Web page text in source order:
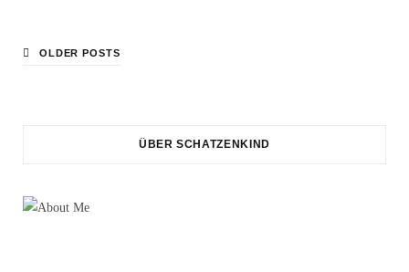
OLDER POSTS
ÜBER SCHATZENKIND